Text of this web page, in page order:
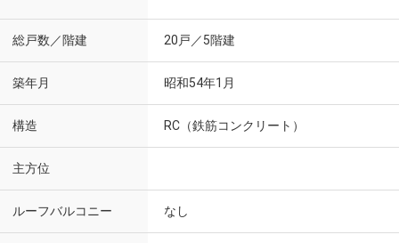
総戸数／階建 20戸／5階建
築年月 昭和54年1月
構造 RC（鉄筋コンクリート）
主方位
ルーフバルコニー なし